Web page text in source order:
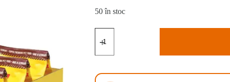
50 în stoc
Josera
&
5x900